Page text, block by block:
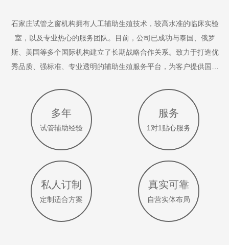
石家庄试管之窗机构拥有人工辅助生殖技术，较高水准的临床实验
室，以及专业热心的服务团队。目前，公司已成功与泰国、俄罗
斯、美国等多个国际机构建立了长期战略合作关系。致力于打造优
秀品质、强标准、专业透明的辅助生殖服务平台，为客户提供国际
多年
试管辅助经验
服务
1对1贴心服务
私人订制
定制适合方案
真实可靠
自营实体布局